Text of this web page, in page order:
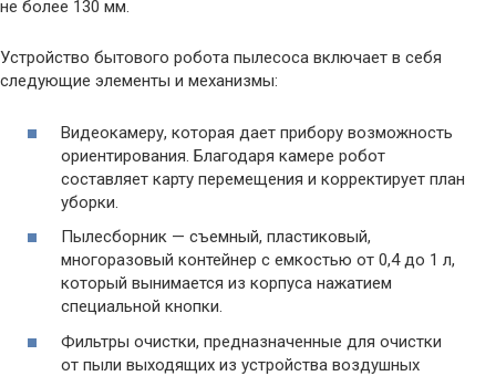
не более 130 мм.
Устройство бытового робота пылесоса включает в себя
следующие элементы и механизмы:
Видеокамеру, которая дает прибору возможность
ориентирования. Благодаря камере робот
составляет карту перемещения и корректирует план
уборки.
Пылесборник — съемный, пластиковый,
многоразовый контейнер с емкостью от 0,4 до 1 л,
который вынимается из корпуса нажатием
специальной кнопки.
Фильтры очистки, предназначенные для очистки
от пыли выходящих из устройства воздушных